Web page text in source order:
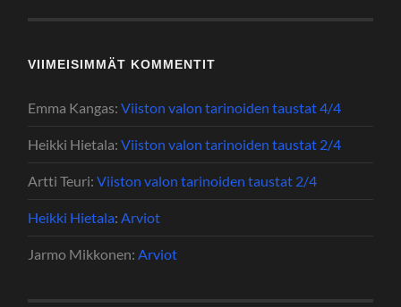
VIIMEISIMMÄT KOMMENTIT
Emma Kangas:Viiston valon tarinoiden taustat 4/4
Heikki Hietala:Viiston valon tarinoiden taustat 2/4
Artti Teuri:Viiston valon tarinoiden taustat 2/4
Heikki Hietala:Arviot
Jarmo Mikkonen:Arviot